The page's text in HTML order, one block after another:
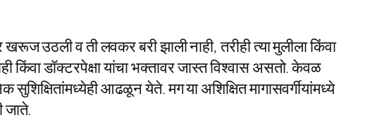
उठली व ती लवकर बरी झाली नाही, तरीही त्या मुलीला किंवा
डॉक्टरपेक्षा यांचा भक्तावर जास्त विश्वास असतो. केवळ
आढळून येते. मग या अशिक्षित मागासवर्गीयांमध्ये
जाते.